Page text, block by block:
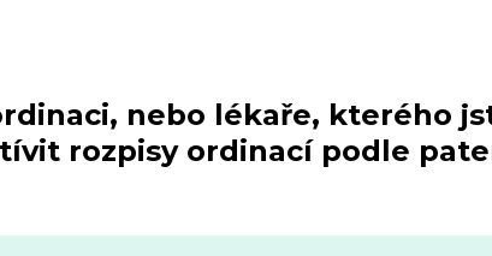
nebo lékaře, kterého
rozpisy ordinací podle